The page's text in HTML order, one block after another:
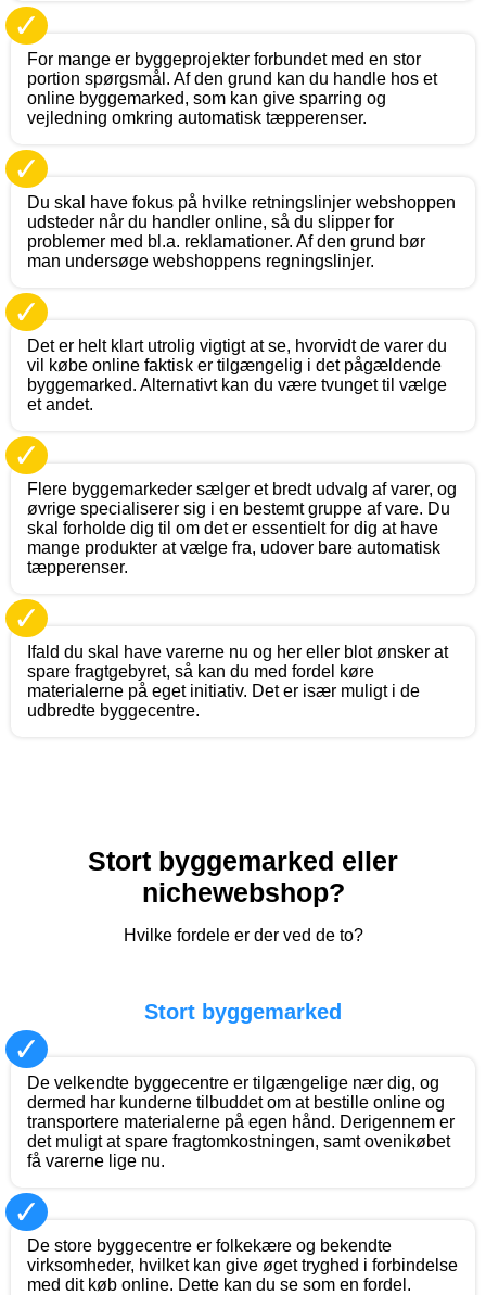
✓
For mange er byggeprojekter forbundet med en stor
portion spørgsmål. Af den grund kan du handle hos et
online byggemarked, som kan give sparring og
vejledning omkring automatisk tæpperenser.
✓
Du skal have fokus på hvilke retningslinjer webshoppen
udsteder når du handler online, så du slipper for
problemer med bl.a. reklamationer. Af den grund bør
man undersøge webshoppens regningslinjer.
✓
Det er helt klart utrolig vigtigt at se, hvorvidt de varer du
vil købe online faktisk er tilgængelig i det pågældende
byggemarked. Alternativt kan du være tvunget til vælge
et andet.
✓
Flere byggemarkeder sælger et bredt udvalg af varer, og
øvrige specialiserer sig i en bestemt gruppe af vare. Du
skal forholde dig til om det er essentielt for dig at have
mange produkter at vælge fra, udover bare automatisk
tæpperenser.
✓
Ifald du skal have varerne nu og her eller blot ønsker at
spare fragtgebyret, så kan du med fordel køre
materialerne på eget initiativ. Det er især muligt i de
udbredte byggecentre.
Stort byggemarked eller
nichewebshop?
Hvilke fordele er der ved de to?
Stort byggemarked
✓
De velkendte byggecentre er tilgængelige nær dig, og
dermed har kunderne tilbuddet om at bestille online og
transportere materialerne på egen hånd. Derigennem er
det muligt at spare fragtomkostningen, samt ovenikøbet
få varerne lige nu.
✓
De store byggecentre er folkekære og bekendte
virksomheder, hvilket kan give øget tryghed i forbindelse
med dit køb online. Dette kan du se som en fordel.